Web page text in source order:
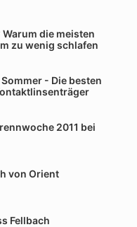
die meisten
zu wenig schlafen
- Die besten
2011 bei
von Orient
Fellbach